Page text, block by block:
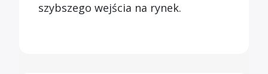
szybszego wejścia na rynek.